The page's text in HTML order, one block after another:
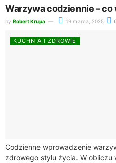
Warzywa codziennie – co
by Robert Krupa 19 marca, 2025
KUCHNIA I ZDROWIE
Codzienne wprowadzenie
zdrowego stylu życia. W obliczu